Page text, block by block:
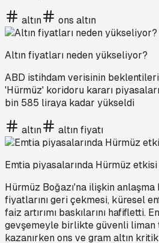
altın ons altın
Altın fiyatları neden yükseliyor?
ABD istihdam verisinin
'Hürmüz' koridoru kararı
bin 585 liraya kadar yükseldi
altın altın fiyatı
Emtia piyasalarında Hürmüz etkisi
Hürmüz Boğazı'na ilişkin
fiyatlarını geri çekmesi, küresel
faiz artırımı baskılarını hafifletti.
gevşemeyle birlikte güvenli liman
kazanırken ons ve gram altın